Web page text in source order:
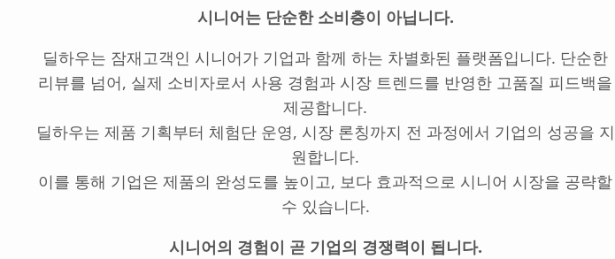
시니어는 단순한 소비층이 아닙니다.
딜하우는 잠재고객인 시니어가 기업과 함께 하는 차별화된 플랫폼입니다. 단순한
리뷰를 넘어, 실제 소비자로서 사용 경험과 시장 트렌드를 반영한 고품질 피드백을
제공합니다.
딜하우는 제품 기획부터 체험단 운영, 시장 론칭까지 전 과정에서 기업의 성공을 지
원합니다.
이를 통해 기업은 제품의 완성도를 높이고, 보다 효과적으로 시니어 시장을 공략할
수 있습니다.
시니어의 경험이 곧 기업의 경쟁력이 됩니다.